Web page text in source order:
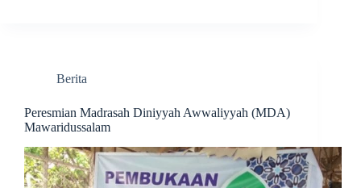
Berita
Peresmian Madrasah Diniyyah Awwaliyyah (MDA)
Mawaridussalam